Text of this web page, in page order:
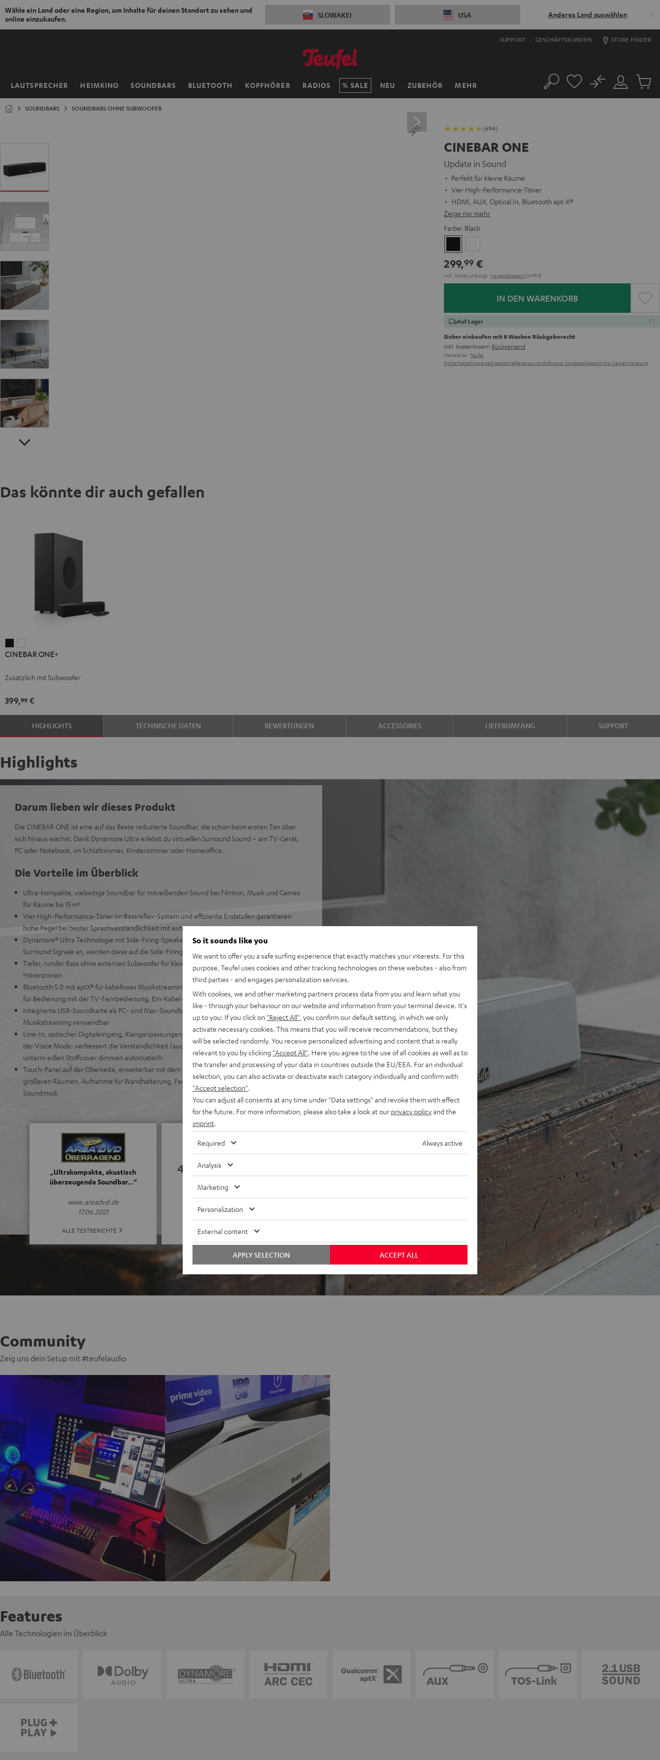
Wähle ein Land oder eine Region, um Inhalte für deinen Standort zu sehen und
online einzukaufen.
SLOWAKEI USA Anderes Land auswählen
ZUM
SUPPORT GESCHÄFTSKUNDEN STORE FINDER
LAUTSPRECHER HEIMKINO SOUNDBARS BLUETOOTH KOPFHÖRER RADIOS SALE NEU ZUBEHÖR MEHR
Startseite Suche
Mein
Konto
No
Artikel
SOUNDBARS SOUNDBARS OHNE SUBWOOFER
(694)
CINEBAR ONE
Update in Sound
Perfekt für kleine Räume
Vier High-Performance-Töner
HDMI, AUX, Optical In, Bluetooth apt-X®
Zeige mir mehr
Farbe: Black
299,99 €
Inkl. MwSt und zzgl. Versandkosten 24,99 €
IN DEN WARENKORB
Auf Lager
Sicher einkaufen mit 8 Wochen Rückgaberecht
inkl. kostenlosem Rückversand
Hersteller: Teufel
SicherheitshinweiseErsatzteileReparaturenSoftware-UpdatesGesetzliche Gewährleistung
Das könnte dir auch gefallen
ONE+ONE+
CINEBAR ONE+
Zusätzlich mit Subwoofer
399,99 €
HIGHLIGHTS TECHNISCHE DATEN BEWERTUNGEN ACCESSORIES LIEFERUMFANG SUPPORT
Highlights
Darum lieben wir dieses Produkt
Die CINEBAR ONE ist eine auf das Beste reduzierte Soundbar, die schon beim ersten Ton über
sich hinaus wächst. Dank Dynamore Ultra erlebst du virtuellen Surround Sound – am TV-Gerät,
PC oder Notebook, im Schlafzimmer, Kinderzimmer oder Homeoffice.
Die Vorteile im Überblick
Ultra-kompakte, vielseitige Soundbar für mitreißenden Sound bei Filmton, Musik und Games
für Räume bis 15 m²
Vier High-Performance-Töner im Bassreflex-System und effiziente Endstufen garantieren
hohe Pegel bei bester Sprachverständlichkeit mit extrem geringen Verzerrungen
Dynamore® Ultra Technologie mit Side-Firing-Speaker für virtuellen Surround Sound, liegen
Surround Signale an, werden diese auf die Side-Firing-Speaker verteilt
Tiefer, runder Bass ohne externen Subwoofer für kleine und mittelgroße Räume oder
Hörenzonen
Bluetooth 5.0 mit aptX® für kabelloses Musikstreaming in CD-Qualität, HDMI mit CEC und ARC
für Bedienung mit der TV-Fernbedienung, Ein-Kabel-Anschluss
Integrierte USB-Soundkarte als PC- und Mac-Soundbar für Games, Videos, Homeoffice oder
Musikstreaming verwendbar
Line-In, optischer Digitaleingang, Klanganpassungen, drei zusätzliche Soundmodi, darunter
der Voice Mode: verbessert die Verständlichkeit (auch für Hörgeschädigte), 7 Status-LEDs
unterm edlen Stoffcover dimmen automatisch
Touch-Panel auf der Oberseite, erweiterbar mit dem Subwoofer T 6 für höhere Pegel in
größeren Räumen, Aufnahme für Wandhalterung, Fernbedienung mit Stickern für Lieblings-
Soundmodi
„Ultrakompakte, akustisch
überzeugende Soundbar…“
www.areadvd.de
17.06.2021
ALLE TESTBERICHTE
4.63
(4.63 von 5 bei 694 Bewertungen)
ALLE BEWERTUNGEN
Community
Zeig uns dein Setup mit #teufelaudio
Features
Alle Technologien im Überblick
So it sounds like you
We want to offer you a safe surfing experience that exactly matches your interests. For this
purpose, Teufel uses cookies and other tracking technologies on these websites - also from
third parties - and engages personalization services.
With cookies, we and other marketing partners process data from you and learn what you
like - through your behaviour on our website and information from your terminal device. It's
up to you: If you click on "Reject All" , you confirm our default setting, in which we only
activate necessary cookies. This means that you will receive recommendations, but they
will be selected randomly. You receive personalized advertising and content that is really
relevant to you by clicking "Accept All" . Here you agree to the use of all cookies as well as to
the transfer and processing of your data in countries outside the EU/EEA. For an individual
selection, you can also activate or deactivate each category individually and confirm with
"Accept selection"
You can adjust all consents at any time under "Data settings" and revoke them with effect
for the future. For more information, please also take a look at our privacy policyand the
imprint
Required Always active
Analysis
Marketing
Personalization
External content
ACCEPT ALL
APPLY SELECTION